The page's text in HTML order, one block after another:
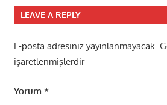
LEAVE A REPLY
E-posta adresiniz yayınlanmayacak.
işaretlenmişlerdir
Yorum *